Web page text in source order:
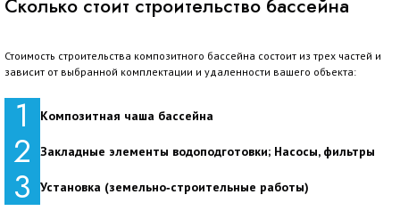
Сколько стоит строительство бассейна
Стоимость строительства композитного бассейна состоит из трех частей и
зависит от выбранной комплектации и удаленности вашего объекта:
1 Композитная чаша бассейна
2 Закладные элементы водоподготовки; Насосы, фильтры
3 Установка (земельно‑строительные работы)